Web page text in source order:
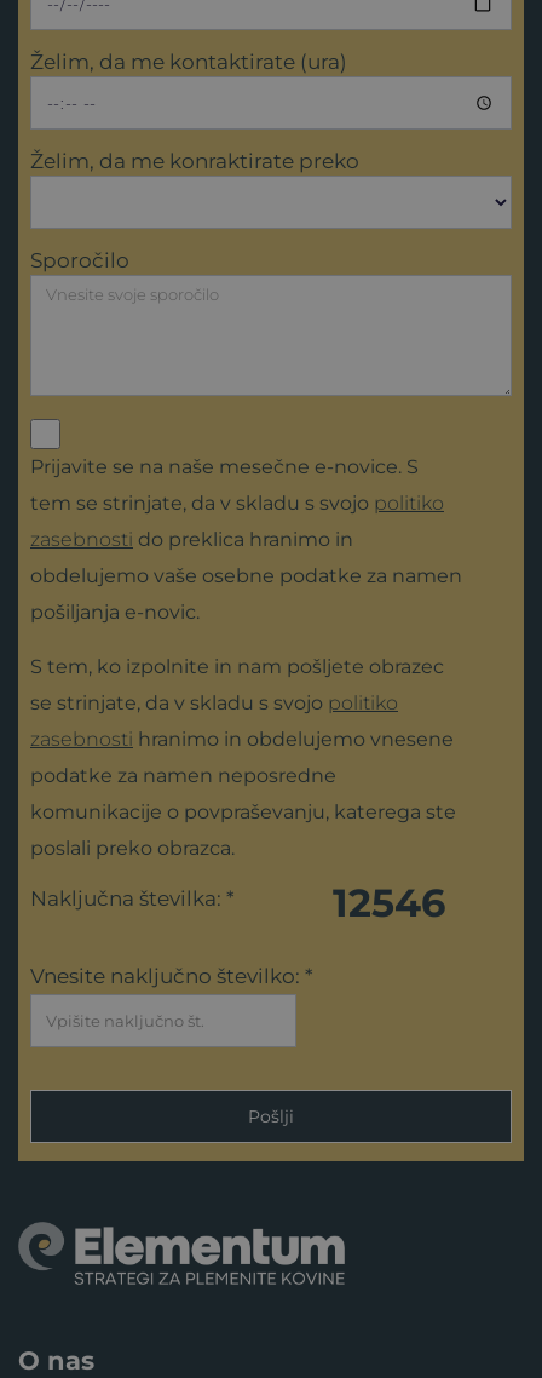
Želim, da me kontaktirate (ura)
Želim, da me konraktirate preko
Sporočilo
Prijavite se na naše mesečne e-novice. S
tem se strinjate, da v skladu s svojo politiko
zasebnosti do preklica hranimo in
obdelujemo vaše osebne podatke za namen
pošiljanja e-novic.
S tem, ko izpolnite in nam pošljete obrazec
se strinjate, da v skladu s svojo politiko
zasebnosti hranimo in obdelujemo vnesene
podatke za namen neposredne
komunikacije o povpraševanju, katerega ste
poslali preko obrazca.
Naključna številka: * 12546
Vnesite naključno številko: *
Pošlji
O nas